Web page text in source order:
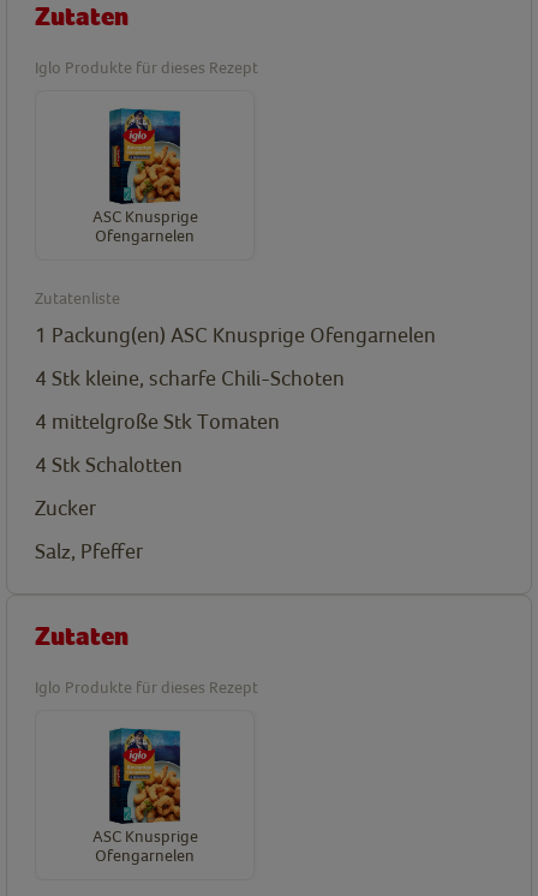
Zutaten
Iglo Produkte für dieses Rezept
ASC Knusprige
Ofengarnelen
Zutatenliste
1 Packung(en) ASC Knusprige Ofengarnelen
4 Stk kleine, scharfe Chili-Schoten
4 mittelgroße Stk Tomaten
4 Stk Schalotten
Zucker
Salz, Pfeffer
Zutaten
Iglo Produkte für dieses Rezept
ASC Knusprige
Ofengarnelen